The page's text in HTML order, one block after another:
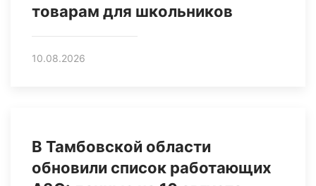
товарам для школьников
10.08.2026
В Тамбовской области
обновили список работающих